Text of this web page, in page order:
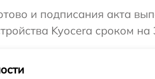
и подписания акта
Kyocera сроком на